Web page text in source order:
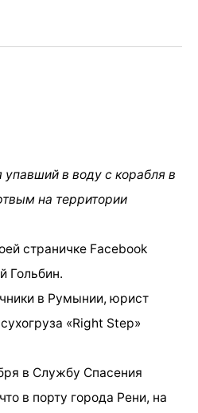
в воду с корабля в
на территории
страничке Facebook
Гольбин.
в Румынии, юрист
«Right Step»
в Службу Спасения
в порту города Рени, на